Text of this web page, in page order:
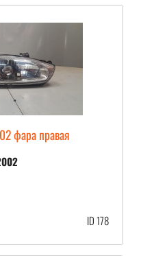
фара правая
ID 178